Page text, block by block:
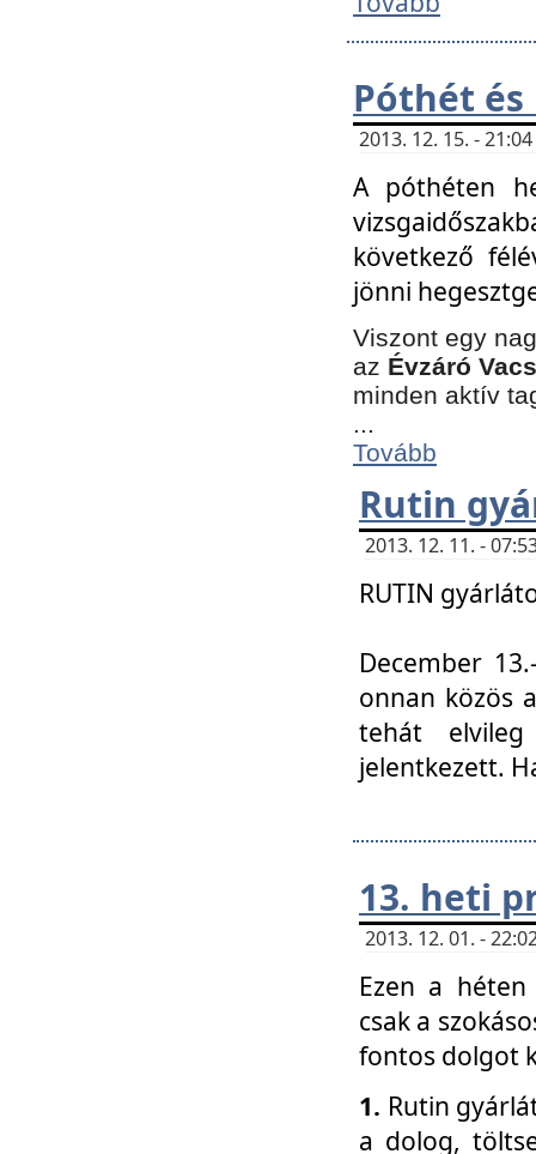
Póthét és
2013. 12. 15. -
A póthéten
következő
jönni
Viszont egy
az Évzáró
minden aktív
...
Tovább
Rutin
2013. 12. 11. -
RUTIN
December
onnan közös
tehát
jelentkezett.
13. heti
2013. 12. 01. -
Ezen a
csak a
fontos dolgot
1. Rutin
a dolog,